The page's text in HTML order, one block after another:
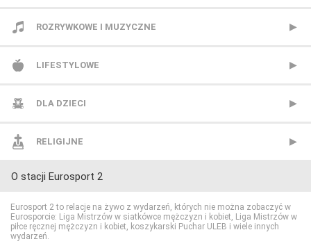
HBO 3
Kino Polska
Paramount Network
Polsat Comedy Central Extra
Polsat Film
Polsat Film 2
Republika
TVN24
TVN24 Biznes i Świat
TVP Info
Wydarzenia 24
Animal Planet
BBC Earth
CANAL+ Dokument
CBS Reality
CI Polsat
Discovery Channel
ROZRYWKOWE I MUZYCZNE
BBC Brit
Mezzo
MTV Polska
TVP Rozrywka
LIFESTYLOWE
BBC Lifestyle
CANAL+ Domo
CANAL+ Kuchnia
Food Network
DLA DZIECI
Cartoon Network
Cartoonito
Disney Channel
RELIGIJNE
TV Trwam
O stacji Eurosport 2
Eurosport 2 to relacje na żywo z wydarzeń, których nie można zobaczyć w
Eurosporcie: Liga Mistrzów w siatkówce mężczyzn i kobiet, Liga Mistrzów w
piłce ręcznej mężczyzn i kobiet, koszykarski Puchar ULEB i wiele innych
wydarzeń.